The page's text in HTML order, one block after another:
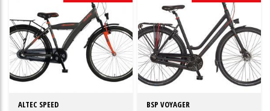
ALTEC SPEED
BSP VOYAGER